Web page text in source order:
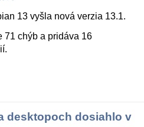
13 vyšla nová verzia 13.1.
71 chýb a pridáva 16
desktopoch dosiahlo v